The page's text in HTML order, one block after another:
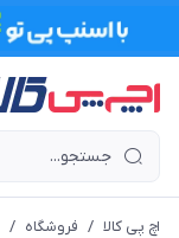
اچ پی کالا / فروشگاه /